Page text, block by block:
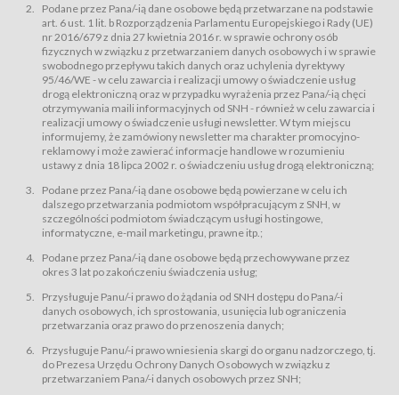
Sklep – sklep internetowy prowadzony przez Usługodawcę w Serwisie;
Regulamin – niniejszy regulamin.
§ 2
Postanowienia ogólne
Regulamin określa zasady:
świadczenia Usługobiorcom Usług przez Usługodawcę, z
zastrzeżeniem usług, o których mowa w ust. 2 pkt. 4 i 5 poniżej, których
zasady świadczenia precyzują odrębne regulaminy,
przetwarzania przez Usługodawcę danych osobowych Usługobiorców
będących osobami fizycznymi.
świadczy Usługi drogą elektroniczną w rozumieniu ustawy z dnia 18 lipca
2002 r. o świadczeniu usług drogą elektroniczną (Dz.U. z 2002 r., Nr 144, poz.
1204, z późń. zm.). Usługi świadczone są nieodpłatnie.
usługę przeglądania i odczytywania przez Usługobiorców materiałów
zamieszczanych w Serwisie,
usługę utrzymywania konta użytkownika w Serwisie,
usługę newsletter,
usługę zawierania na odległość umów nabycia Karnetów i Biletów,
usługę zawierania na odległość umów sprzedaży w Sklepie.
dnia 18 lipca 2002 r. o świadczeniu usług drogą elektroniczną (Dz.U. z 2002
r., Nr 144, poz. 1204, z późń. zm.). Usługi świadczone są nieodpłatnie.
Na zasadach określonych w Regulaminie dostęp do Serwisu jest otwarty dla
Podane przez Pana/-ią dane osobowe będą przetwarzane na podstawie
art. 6 ust. 1 lit. b Rozporządzenia Parlamentu Europejskiego i Rady (UE)
nr 2016/679 z dnia 27 kwietnia 2016 r. w sprawie ochrony osób
fizycznych w związku z przetwarzaniem danych osobowych i w sprawie
swobodnego przepływu takich danych oraz uchylenia dyrektywy
95/46/WE - w celu zawarcia i realizacji umowy o świadczenie usług
drogą elektroniczną oraz w przypadku wyrażenia przez Pana/-ią chęci
otrzymywania maili informacyjnych od SNH - również w celu zawarcia i
realizacji umowy o świadczenie usługi newsletter. W tym miejscu
informujemy, że zamówiony newsletter ma charakter promocyjno-
reklamowy i może zawierać informacje handlowe w rozumieniu
ustawy z dnia 18 lipca 2002 r. o świadczeniu usług drogą elektroniczną;
Podane przez Pana/-ią dane osobowe będą powierzane w celu ich
dalszego przetwarzania podmiotom współpracującym z SNH, w
szczególności podmiotom świadczącym usługi hostingowe,
informatyczne, e-mail marketingu, prawne itp.;
Podane przez Pana/-ią dane osobowe będą przechowywane przez
okres 3 lat po zakończeniu świadczenia usług;
Przysługuje Panu/-i prawo do żądania od SNH dostępu do Pana/-i
danych osobowych, ich sprostowania, usunięcia lub ograniczenia
przetwarzania oraz prawo do przenoszenia danych;
Przysługuje Panu/-i prawo wniesienia skargi do organu nadzorczego, tj.
do Prezesa Urzędu Ochrony Danych Osobowych w związku z
przetwarzaniem Pana/-i danych osobowych przez SNH;